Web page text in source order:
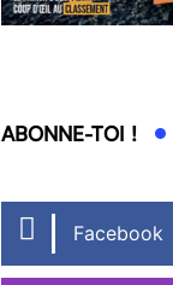
ABONNE-TOI !
Facebook